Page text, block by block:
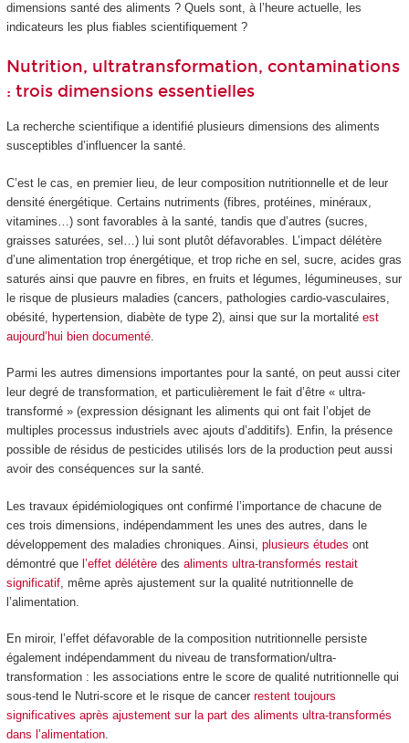
dimensions santé des aliments ? Quels sont, à l’heure actuelle, les
indicateurs les plus fiables scientifiquement ?
Nutrition, ultratransformation, contaminations
: trois dimensions essentielles
La recherche scientifique a identifié plusieurs dimensions des aliments
susceptibles d’influencer la santé.
C’est le cas, en premier lieu, de leur composition nutritionnelle et de leur
densité énergétique. Certains nutriments (fibres, protéines, minéraux,
vitamines…) sont favorables à la santé, tandis que d’autres (sucres,
graisses saturées, sel…) lui sont plutôt défavorables. L’impact délétère
d’une alimentation trop énergétique, et trop riche en sel, sucre, acides gras
saturés ainsi que pauvre en fibres, en fruits et légumes, légumineuses, sur
le risque de plusieurs maladies (cancers, pathologies cardio-vasculaires,
obésité, hypertension, diabète de type 2), ainsi que sur la mortalité est
aujourd’hui bien documenté.
Parmi les autres dimensions importantes pour la santé, on peut aussi citer
leur degré de transformation, et particulièrement le fait d’être « ultra-
transformé » (expression désignant les aliments qui ont fait l’objet de
multiples processus industriels avec ajouts d’additifs). Enfin, la présence
possible de résidus de pesticides utilisés lors de la production peut aussi
avoir des conséquences sur la santé.
Les travaux épidémiologiques ont confirmé l’importance de chacune de
ces trois dimensions, indépendamment les unes des autres, dans le
développement des maladies chroniques. Ainsi, plusieurs études ont
démontré que l’effet délétèredes aliments ultra-transformés restait
significatif, même après ajustement sur la qualité nutritionnelle de
l’alimentation.
En miroir, l’effet défavorable de la composition nutritionnelle persiste
également indépendamment du niveau de transformation/ultra-
transformation : les associations entre le score de qualité nutritionnelle qui
sous-tend le Nutri-score et le risque de cancer restent toujours
significatives après ajustement sur la part des aliments ultra-transformés
dans l’alimentation.